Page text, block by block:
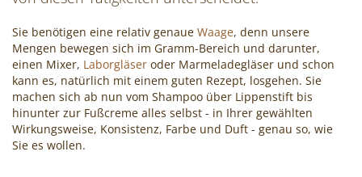
bunte
Cocktails
mixen!
Sie benötigen eine relativ genaue Waage, denn unsere
Mengen bewegen sich im Gramm-Bereich und darunter,
einen Mixer, Laborgläser oder Marmeladegläser und schon
kann es, natürlich mit einem guten Rezept, losgehen. Sie
machen sich ab nun vom Shampoo über Lippenstift bis
hinunter zur Fußcreme alles selbst - in Ihrer gewählten
Wirkungsweise, Konsistenz, Farbe und Duft - genau so, wie
Sie es wollen.